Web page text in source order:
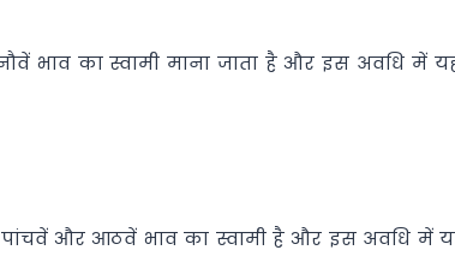
भाव का स्वामी माना जाता है और इस अवधि में
और आठवें भाव का स्वामी है और इस अवधि में